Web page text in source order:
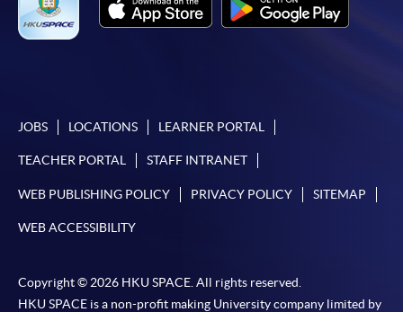
JOBS LOCATIONS LEARNER PORTAL
TEACHER PORTAL STAFF INTRANET
WEB PUBLISHING POLICY PRIVACY POLICY SITEMAP
WEB ACCESSIBILITY
Copyright © 2026 HKU SPACE. All rights reserved.
HKU SPACE is a non-profit making University company limited by